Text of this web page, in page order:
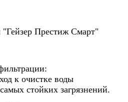
Престиж Смарт"
к очистке воды
стойких загрязнений.